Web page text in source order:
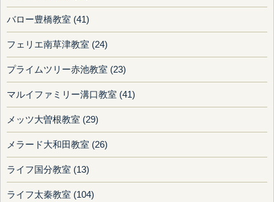
バロー豊橋教室 (41)
フェリエ南草津教室 (24)
プライムツリー赤池教室 (23)
マルイファミリー溝口教室 (41)
メッツ大曽根教室 (29)
メラード大和田教室 (26)
ライフ国分教室 (13)
ライフ太秦教室 (104)